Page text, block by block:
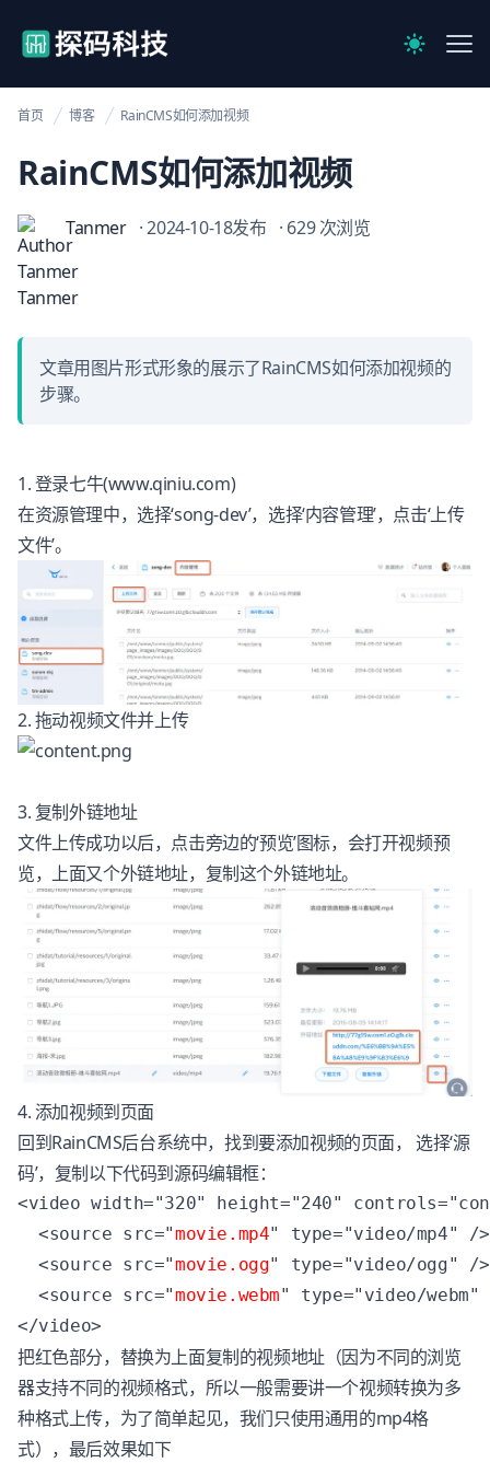
【官网】探码科技
Switch
首页 博客 RainCMS如何添加视频
RainCMS如何添加视频
Tanmer · 2024-10-18发布 · 629 次浏览
文章用图片形式形象的展示了RainCMS如何添加视频的
步骤。
1. 登录七牛(www.qiniu.com)
在资源管理中，选择‘song-dev’，选择‘内容管理’，点击‘上传
文件’。
2. 拖动视频文件并上传
3. 复制外链地址
文件上传成功以后，点击旁边的‘预览’图标，会打开视频预
览，上面又个外链地址，复制这个外链地址。
4. 添加视频到页面
回到RainCMS后台系统中，找到要添加视频的页面， 选择‘源
码’，复制以下代码到源码编辑框：
<video width="320" height="240"
  <source src="
movie.mp4" type="video/mp4" />
  <source src="
movie.ogg" type="video/ogg" />
  <source src="
movie.webm" type="video/webm"
</video>
把红色部分，替换为上面复制的视频地址（因为不同的浏览
器支持不同的视频格式，所以一般需要讲一个视频转换为多
种格式上传，为了简单起见，我们只使用通用的mp4格
式），最后效果如下